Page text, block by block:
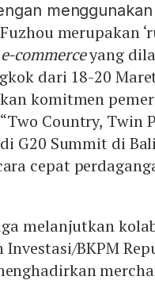
menggunakan
merupakan
e-commerceyang
dari 18-20
komitmen
Country, Twin
G20 Summit di
cepat
melanjutkan
Investasi/BKPM